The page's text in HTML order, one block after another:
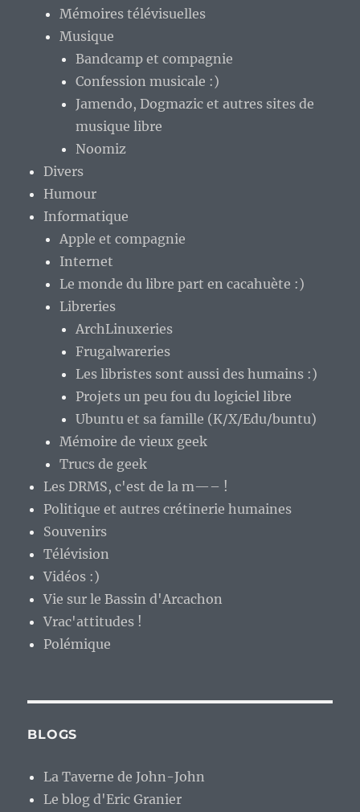
Mémoires télévisuelles
Musique
Bandcamp et compagnie
Confession musicale :)
Jamendo, Dogmazic et autres sites de
musique libre
Noomiz
Divers
Humour
Informatique
Apple et compagnie
Internet
Le monde du libre part en cacahuète :)
Libreries
ArchLinuxeries
Frugalwareries
Les libristes sont aussi des humains :)
Projets un peu fou du logiciel libre
Ubuntu et sa famille (K/X/Edu/buntu)
Mémoire de vieux geek
Trucs de geek
Les DRMS, c'est de la m—– !
Politique et autres crétinerie humaines
Souvenirs
Télévision
Vidéos :)
Vie sur le Bassin d'Arcachon
Vrac'attitudes !
Polémique
BLOGS
La Taverne de John-John
Le blog d'Eric Granier